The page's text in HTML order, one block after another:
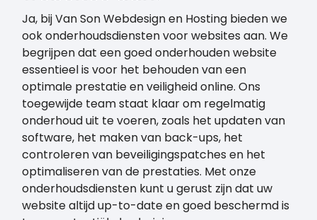
Ja, bij Van Son Webdesign en Hosting bieden we
ook onderhoudsdiensten voor websites aan. We
begrijpen dat een goed onderhouden website
essentieel is voor het behouden van een
optimale prestatie en veiligheid online. Ons
toegewijde team staat klaar om regelmatig
onderhoud uit te voeren, zoals het updaten van
software, het maken van back-ups, het
controleren van beveiligingspatches en het
optimaliseren van de prestaties. Met onze
onderhoudsdiensten kunt u gerust zijn dat uw
website altijd up-to-date en goed beschermd is